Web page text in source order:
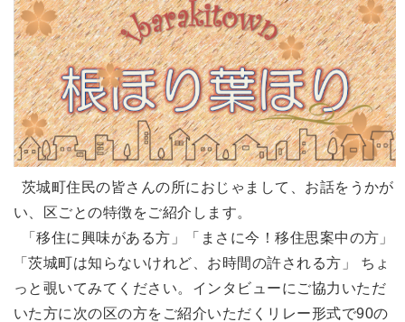
茨城町住民の皆さんの所におじゃまして、お話をうかが
い、区ごとの特徴をご紹介します。
「移住に興味がある方」「まさに今！移住思案中の方」
「茨城町は知らないけれど、お時間の許される方」 ちょ
っと覗いてみてください。インタビューにご協力いただ
いた方に次の区の方をご紹介いただくリレー形式で90の